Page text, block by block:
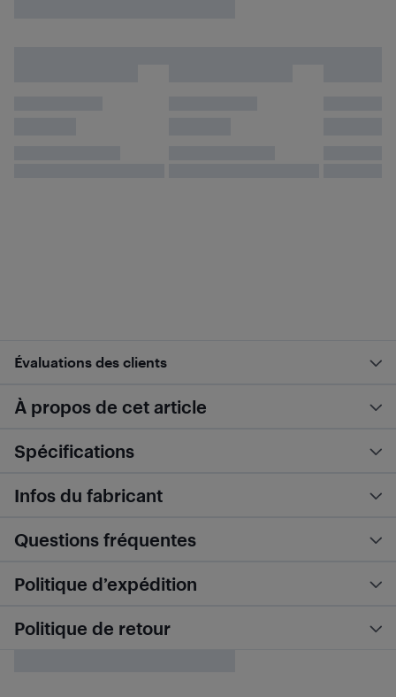
Évaluations des clients
À propos de cet article
Spécifications
Infos du fabricant
Questions fréquentes
Politique d’expédition
Politique de retour